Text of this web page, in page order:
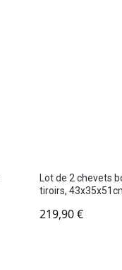
Lot de 2 chevets
tiroirs,
219,90€